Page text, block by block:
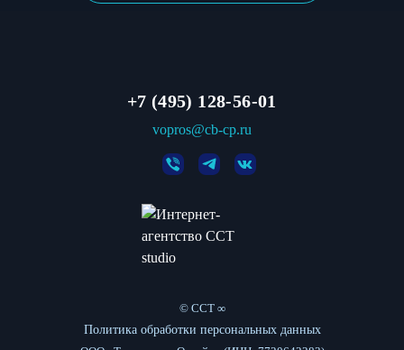
© CCT ∞
Политика обработки персональных данных
+7 (495) 128-56-01
vopros@cb-cp.ru